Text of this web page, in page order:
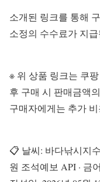
소개된 링크를 통해
소정의 수수료가 지
※ 위 상품 링크는 쿠
후 구매 시 판매금액
구매자에게는 추가
📋 날씨: 바다낚시지
원 조석예보 API · 금